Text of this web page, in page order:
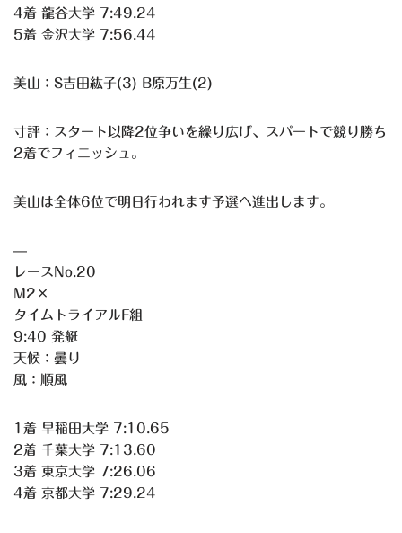
4着 龍谷大学 7:49.24
5着 金沢大学 7:56.44
美山：S吉田紘子(3) B原万生(2)
寸評：スタート以降2位争いを繰り広げ、スパートで競り勝ち
2着でフィニッシュ。
美山は全体6位で明日行われます予選へ進出します。
—
レースNo.20
M2×
タイムトライアルF組
9:40 発艇
天候：曇り
風：順風
1着 早稲田大学 7:10.65
2着 千葉大学 7:13.60
3着 東京大学 7:26.06
4着 京都大学 7:29.24